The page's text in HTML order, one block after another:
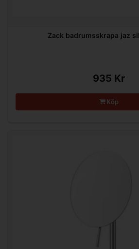
Zack badrumsskrapa jaz
935 Kr
Köp